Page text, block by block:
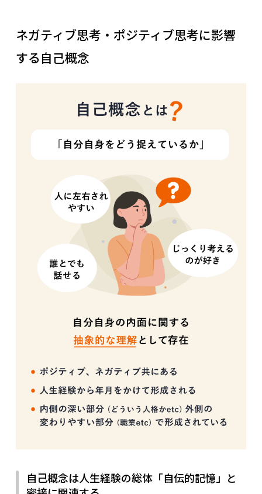
ネガティブ思考・ポジティブ思考に影響
する自己概念
自己概念は人生経験の総体「自伝的記憶」と